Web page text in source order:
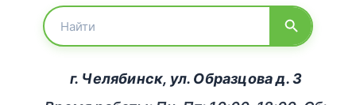
г. Челябинск, ул. Образцова д. 3